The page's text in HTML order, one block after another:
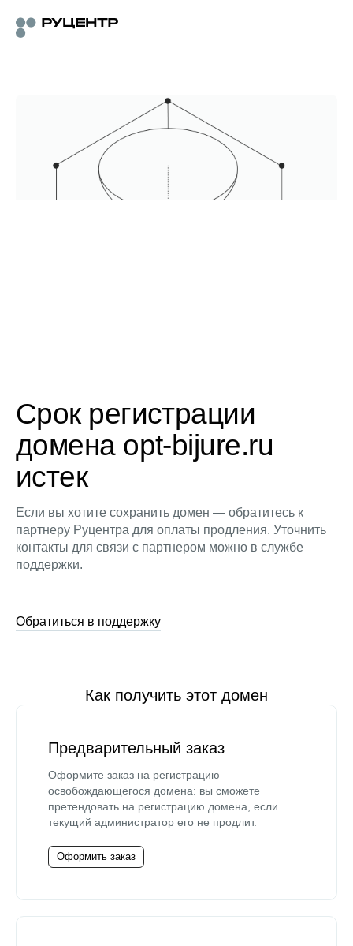
Срок регистрации
домена opt-bijure.ru
истек
Если вы хотите сохранить домен — обратитесь к
партнеру Руцентра для оплаты продления. Уточнить
контакты для связи с партнером можно в службе
поддержки.
Обратиться в поддержку
Как получить этот домен
Предварительный заказ
Оформите заказ на регистрацию
освобождающегося домена: вы сможете
претендовать на регистрацию домена, если
текущий администратор его не продлит.
Оформить заказ